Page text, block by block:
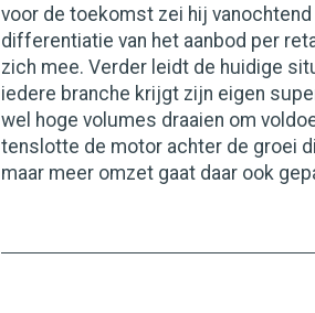
voor de toekomst zei hij
differentiatie van het aanbod per
zich mee. Verder leidt de huidige
iedere branche krijgt zijn eigen
wel hoge volumes draaien om
tenslotte de motor achter de groei
maar meer omzet gaat daar ook